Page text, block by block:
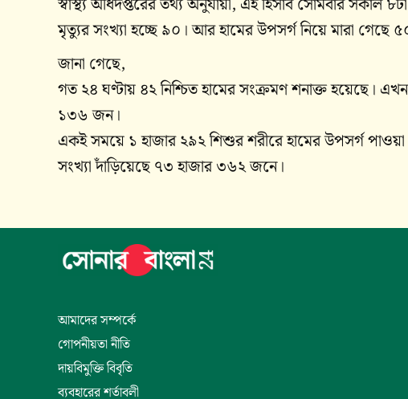
মৃত্যুর সংখ্যা হচ্ছে ৯০। আর হামের উপসর্গ নিয়ে মারা গেছে
জানা গেছে,
গত ২৪ ঘণ্টায় ৪২ নিশ্চিত হামের সংক্রমণ শনাক্ত হয়েছে। এখন
১৩৬ জন।
একই সময়ে ১ হাজার ২৯২ শিশুর শরীরে হামের উপসর্গ
সংখ্যা দাঁড়িয়েছে ৭৩ হাজার ৩৬২ জনে।
আমাদের সম্পর্কে
গোপনীয়তা নীতি
দায়বিমুক্তি বিবৃতি
ব্যবহারের শর্তাবলী